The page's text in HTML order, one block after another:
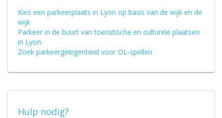
Kies een parkeerplaats in Lyon op basis van de wijk en de
wijk
Parkeer in de buurt van toeristische en culturele plaatsen
in Lyon
Zoek parkeergelegenheid voor OL-spellen
Hulp nodig?